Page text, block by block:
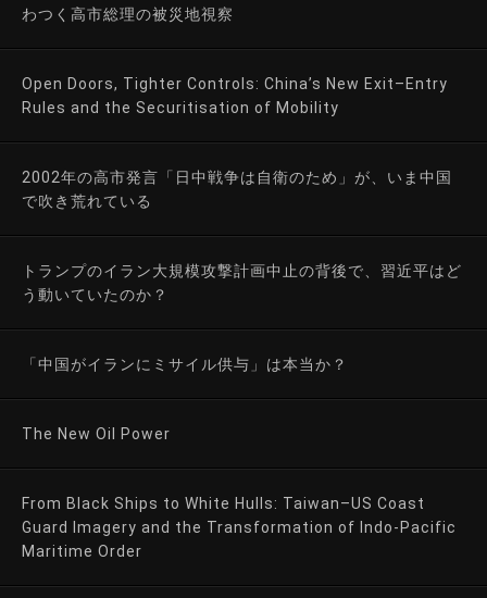
わつく高市総理の被災地視察
Open Doors, Tighter Controls: China’s New Exit–Entry
Rules and the Securitisation of Mobility
2002年の高市発言「日中戦争は自衛のため」が、いま中国
で吹き荒れている
トランプのイラン大規模攻撃計画中止の背後で、習近平はど
う動いていたのか？
「中国がイランにミサイル供与」は本当か？
The New Oil Power
From Black Ships to White Hulls: Taiwan–US Coast
Guard Imagery and the Transformation of Indo-Pacific
Maritime Order